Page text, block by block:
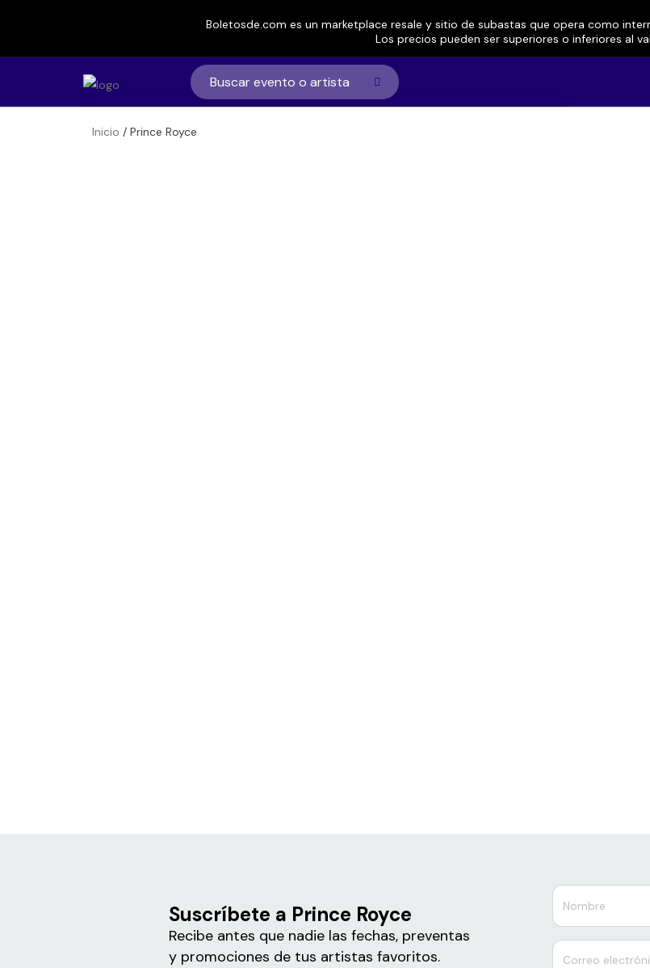
Boletosde.com es un marketplace resale y sitio de subastas que opera como
Los precios pueden ser superiores o inferiores al
Inicio / Prince Royce
Suscríbete a Prince Royce
Recibe antes que nadie las fechas, preventas
y promociones de tus artistas favoritos.